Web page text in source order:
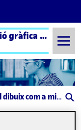
Taller de dibuix i expressió gràfica aula 1
a mitjà d'expressió i narració